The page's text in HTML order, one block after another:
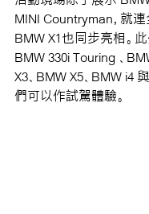
MINI Countryman，就
BMW X1也同步亮相。
BMW 330i Touring 、
X3、BMW X5、BMW i4
們可以作試駕體驗。